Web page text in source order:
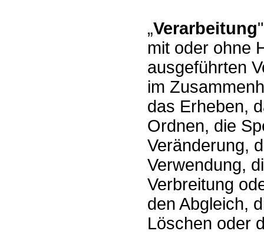
„Verarbeitung
mit oder ohne
ausgeführten
im
das Erheben,
Ordnen, die
Veränderung,
Verwendung,
Verbreitung
den Abgleich,
Löschen oder